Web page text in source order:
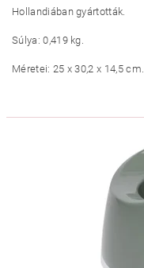
Hollandiában gyártották.
Súlya: 0,419 kg.
Méretei: 25 x 30,2 x 14,5 cm.